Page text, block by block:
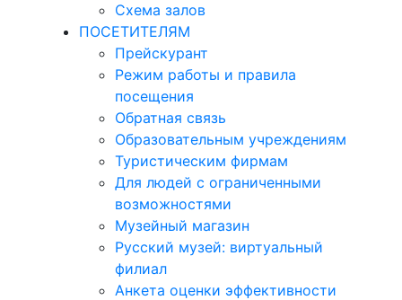
Схема залов
ПОСЕТИТЕЛЯМ
Прейскурант
Режим работы и правила
посещения
Обратная связь
Образовательным учреждениям
Туристическим фирмам
Для людей с ограниченными
возможностями
Музейный магазин
Русский музей: виртуальный
филиал
Анкета оценки эффективности